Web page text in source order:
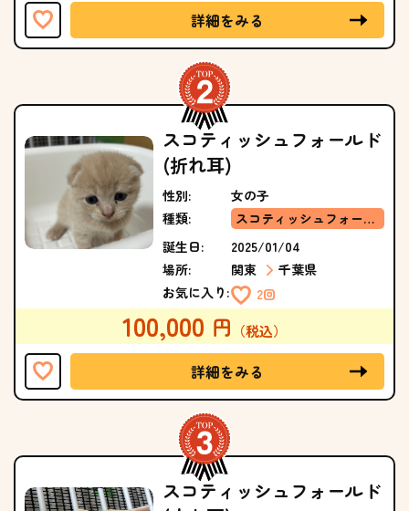
詳細をみる
スコティッシュフォールド
(折れ耳)
性別:
女の子
種類:
スコティッシュフォールド(折れ耳)
誕生日:
2025/01/04
場所:
関東
千葉県
お気に入り:
2回
100,000
詳細をみる
スコティッシュフォールド